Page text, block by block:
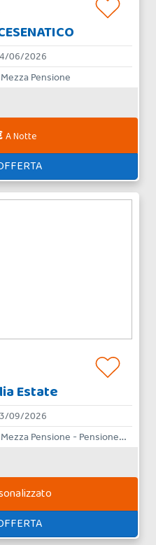
06/2026
Pensione
A Notte
Estate
09/2026
All Inclusive - Mezza Pensione - Pensione Completa - Bed & Breakfast